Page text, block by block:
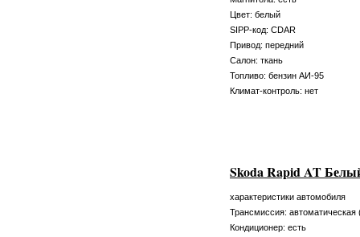
Цвет: белый
SIPP-код: CDAR
Привод: передний
Салон: ткань
Топливо: бензин АИ-95
Климат-контроль: нет
Skoda Rapid AT
характеристики автомобиля
Трансмиссия: автоматическая
Кондиционер: есть